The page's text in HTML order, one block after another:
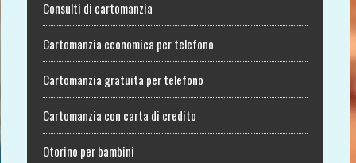
Consulti di cartomanzia
Cartomanzia economica per telefono
Cartomanzia gratuita per telefono
Cartomanzia con carta di credito
Otorino per bambini